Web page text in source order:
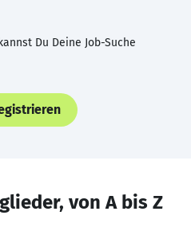
Du Deine Job-Suche
von A bis Z